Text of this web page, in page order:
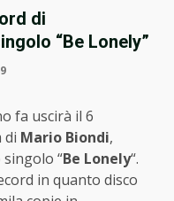
di
“Be Lonely”
fa uscirà il 6
di Mario Biondi,
“Be Lonely“.
in quanto disco